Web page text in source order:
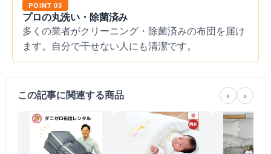
POINT 03
プロの丸洗い・除菌済み
多くの業者がクリーニング・除菌済みの布団を届け
ます。自分で干せない人にも清潔です。
この記事に関連する商品 ‹ ›